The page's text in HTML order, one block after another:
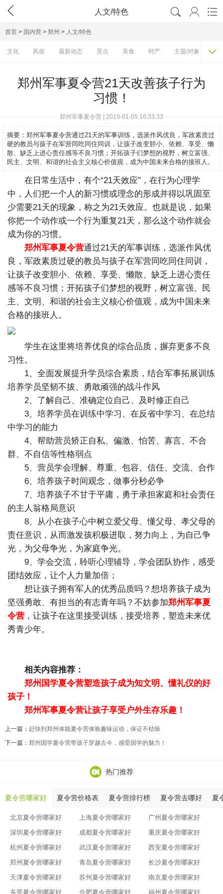
 人文/特色   
首页 > 国内营 > 郑州 > 人文/特色
文化 风俗 最新动态 景点 美食 特产 主题/对象 费

郑州军事夏令营21天改善孩子行为
习惯！
郑州军事夏令营 | 2019-01-05 16:33:33
摘要： 郑州军事夏令营通过21天的军事训练，选派作风优良，军政素质过
硬的教员与孩子在军营同吃同住同训，让孩子改变胆小、依赖、享受、懒
散、缺乏上进心责任感等不良习惯；开拓孩子们梦想的视野，树立富强、
民主、文明、和谐的社会主义核心价值观，成为中国未来合格的接班人。
在日常生活中，有个“21天效应”，在行为心理学
中，人们把一个人的新习惯或理念的形成并得以巩固至
少需要21天的现象，称之为21天效应。也就是说，如果
你把一个动作或一个行为重复21天，那么这个动作就会
成为你的习惯。
郑州军事夏令营通过21天的军事训练，选派作风优
良，军政素质过硬的教员与孩子在军营同吃同住同训，
让孩子改变胆小、依赖、享受、懒散、缺乏上进心责任
感等不良习惯；开拓孩子们梦想的视野，树立富强、民
主、文明、和谐的社会主义核心价值观，成为中国未来
合格的接班人。
学生在这里将培养优良的综合品质，摒弃更多不良
习性。
1、全面发展提升学员综合素质，结合军事拓展训练
培养学员坚韧不拔、勇敢顽强的战斗作风
2、了解自己、准确定位自己、及时修正自己
3、培养学员在训练中学习、在反省中学习、在总结
中学习的能力
4、帮助营员矫正自私、偏激、怕苦、寡言、不合
群、不自信等性格弱点
5、营员学会理解、尊重、包容、信任、交流、合作
6、培养孩子时间观念，做事分秒必争
7、培养孩子不甘于平庸，勇于承担家庭和社会责任
的主人翁格局意识
8、从小在孩子心中树立爱父母、懂父母、孝父母的
责任意识，从而激发孩积极进取，努力向上，为自己争
光，为父母争光，为家庭争光。
9、学会交流，聆听心理辅导，学会团队协作，感受
团结效应，让个人力量加倍；
想让孩子拥有军人的优秀品质吗？想培养孩子成为
坚强勇敢、有担当的有志青年吗？不妨参加郑州军事夏
令营 ，让孩子在这里接受训练，接受培养，塑造未来优
秀青少年。
相关内容推荐：
郑州国学夏令营塑造孩子成为知文明、懂礼仪的好
孩子！
郑州军事夏令营让孩子享受户外生存乐趣！
上一篇： 赶快到郑州体能夏令营体验趣味运动，保证不枯燥
下一篇： 郑州国学夏令营带孩子穿越古今，感受国学的魅力！
热门推荐
夏令营哪家好 夏令营价格表 夏令营排行榜 夏令营去哪好 夏
北京夏令营哪家好 上海夏令营哪家好
广州夏令营哪家好
深圳夏令营哪家好
成都夏令营哪家好
重庆夏令营哪家好
杭州夏令营哪家好
武汉夏令营哪家好
西安夏令营哪家好
郑州夏令营哪家好
青岛夏令营哪家好
长沙夏令营哪家好
天津夏令营哪家好
苏州夏令营哪家好
南京夏令营哪家好
东莞夏令营哪家好
合肥夏令营哪家好 福州夏令营哪家好